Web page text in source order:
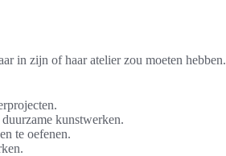
in zijn of haar atelier zou moeten hebben.
kunstwerken.
te oefenen.